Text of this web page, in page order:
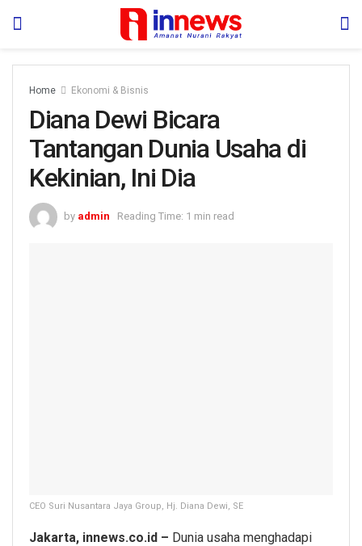
Home Ekonomi & Bisnis
Diana Dewi Bicara
Tantangan Dunia Usaha di
Kekinian, Ini Dia
by admin Reading Time: 1 min read
CEO Suri Nusantara Jaya Group, Hj. Diana Dewi, SE
Jakarta, innews.co.id – Dunia usaha menghadapi